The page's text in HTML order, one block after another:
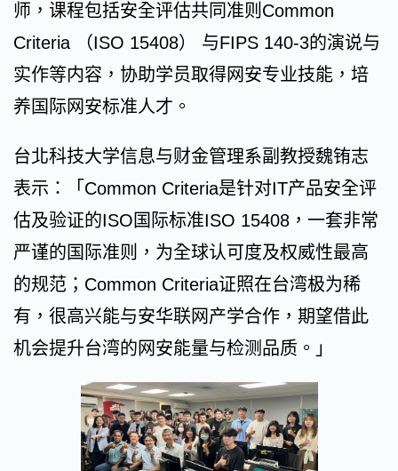
师，课程包括安全评估共同准则Common
Criteria （ISO 15408） 与FIPS 140-3的演说与
实作等内容，协助学员取得网安专业技能，​培
养国际网安标准人才​。
台北科技大学信息与财金管理系副教授魏铕志
表示：「Common Criteria是针对IT产品安全评
估及验证的ISO国际标准ISO 15408，一套非常
严谨的国际准则，为全球认可度及权威性最高
的规范；Common Criteria证照在台湾极为稀
有，很高兴能与安华联网产学合作，期望借此
机会提升台湾的网安能量与检测品质。」